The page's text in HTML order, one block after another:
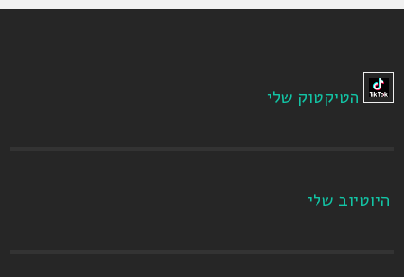
הטיקטוק שלי
היוטיוב שלי